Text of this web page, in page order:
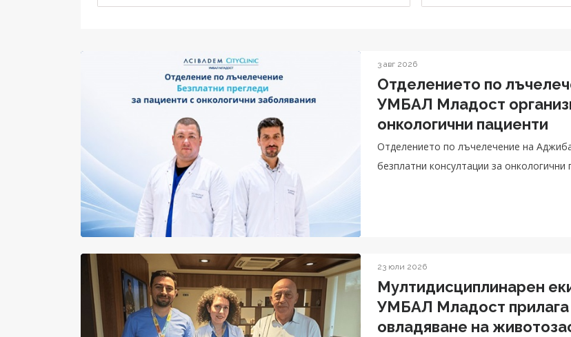
3 авг 2026
Отделението по
УМБАЛ Младост
онкологични пациенти
Отделението по лъчелечение на
безплатни консултации за онкологични
23 юли 2026
Мултидисциплинарен
УМБАЛ Младост прилага
овладяване на